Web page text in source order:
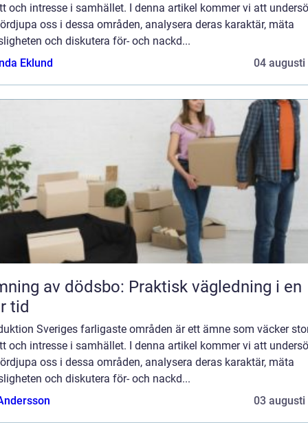
och intresse i samhället. I denna artikel kommer vi att
oss i dessa områden, analysera deras karaktär, mäta
och diskutera för- och nackd...
Eklund
04 augusti
av dödsbo: Praktisk vägledning i en
tid
Sveriges farligaste områden är ett ämne som väcker
och intresse i samhället. I denna artikel kommer vi att
oss i dessa områden, analysera deras karaktär, mäta
och diskutera för- och nackd...
03 augusti